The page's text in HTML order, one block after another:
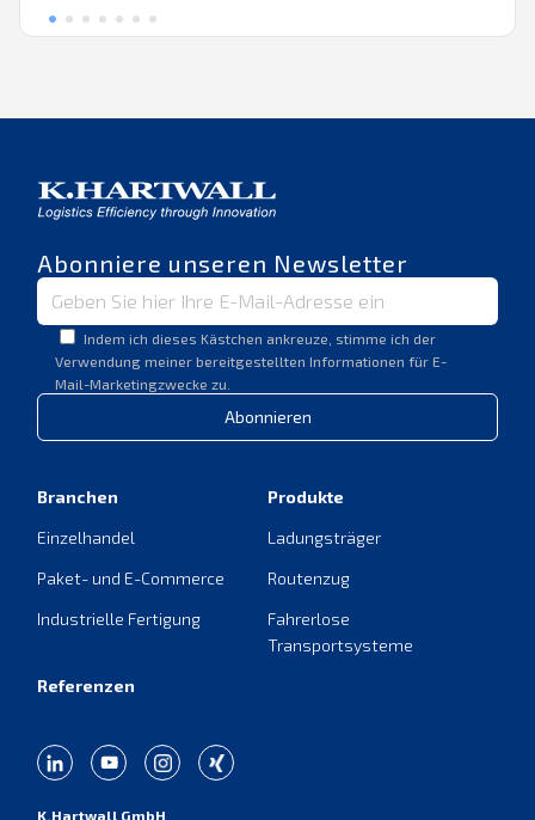
schlanke Design ...
Abonniere unseren Newsletter
Indem ich dieses Kästchen ankreuze, stimme ich der
Verwendung meiner bereitgestellten Informationen für E-
Mail-Marketingzwecke zu.
Abonnieren
Branchen
Einzelhandel
Paket- und E-Commerce
Industrielle Fertigung
Produkte
Ladungsträger
Routenzug
Fahrerlose
Transportsysteme
Referenzen
K.Hartwall GmbH